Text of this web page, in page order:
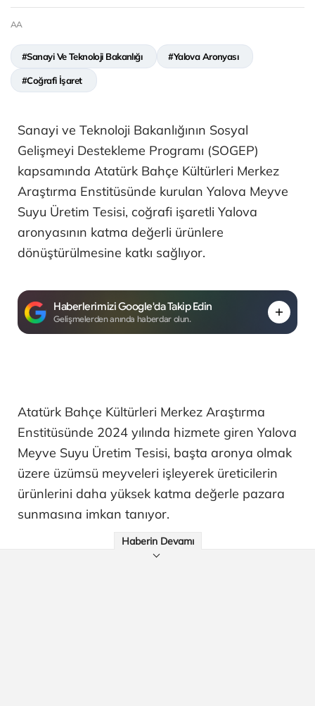
AA
#Sanayi Ve Teknoloji Bakanlığı #Yalova Aronyası
#Coğrafi İşaret
Sanayi ve Teknoloji Bakanlığının Sosyal
Gelişmeyi Destekleme Programı (SOGEP)
kapsamında Atatürk Bahçe Kültürleri Merkez
Araştırma Enstitüsünde kurulan Yalova Meyve
Suyu Üretim Tesisi, coğrafi işaretli Yalova
aronyasının katma değerli ürünlere
dönüştürülmesine katkı sağlıyor.
Haberlerimizi Google'da Takip Edin
Gelişmelerden anında haberdar olun.
Atatürk Bahçe Kültürleri Merkez Araştırma
Enstitüsünde 2024 yılında hizmete giren Yalova
Meyve Suyu Üretim Tesisi, başta aronya olmak
üzere üzümsü meyveleri işleyerek üreticilerin
ürünlerini daha yüksek katma değerle pazara
sunmasına imkan tanıyor.
Haberin Devamı